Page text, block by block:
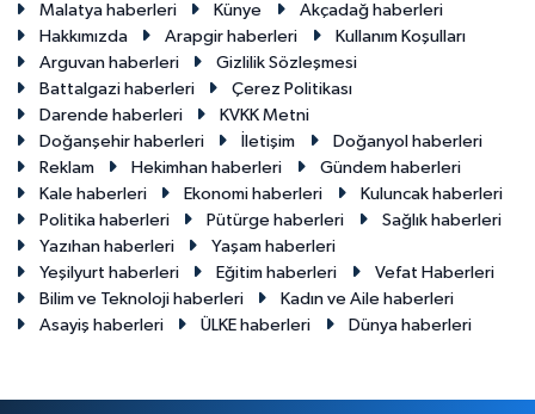
Malatya haberleri Künye
Akçadağ haberleri
Hakkımızda
Arapgir haberleri
Kullanım Koşulları
Arguvan haberleri
Gizlilik Sözleşmesi
Battalgazi haberleri
Çerez Politikası
Darende haberleri
KVKK Metni
Doğanşehir haberleri
İletişim
Doğanyol haberleri
Reklam
Hekimhan haberleri
Gündem haberleri
Kale haberleri
Ekonomi haberleri
Kuluncak haberleri
Politika haberleri
Pütürge haberleri
Sağlık haberleri
Yazıhan haberleri
Yaşam haberleri
Yeşilyurt haberleri
Eğitim haberleri
Vefat Haberleri
Bilim ve Teknoloji haberleri
Kadın ve Aile haberleri
Asayiş haberleri
ÜLKE haberleri Dünya haberleri